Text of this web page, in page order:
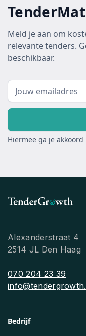
Meld je aan om
relevante tenders.
beschikbaar.
Hiermee ga je akkoord
Alexanderstraat 4
2514 JL Den Haag
070 204 23 39
Bedrijf